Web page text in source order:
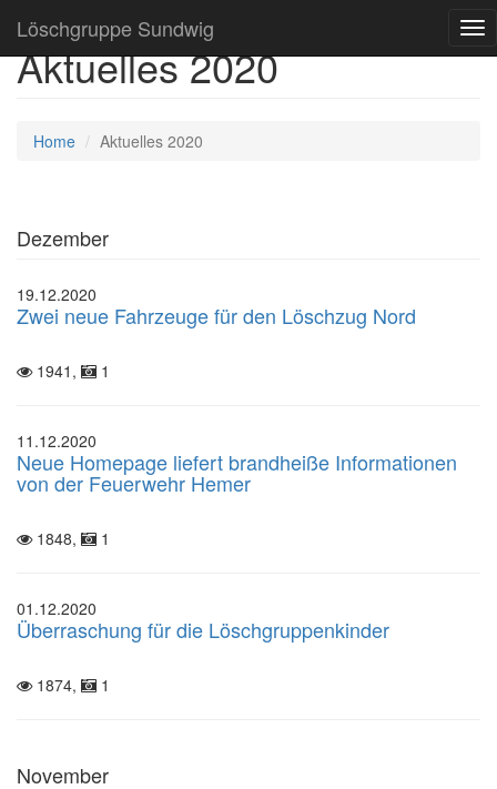
Löschgruppe Sundwig
Aktuelles 2020
Home Aktuelles 2020
Dezember
19.12.2020
Zwei neue Fahrzeuge für den Löschzug Nord
1941, 1
11.12.2020
Neue Homepage liefert brandheiße Informationen
von der Feuerwehr Hemer
1848, 1
01.12.2020
Überraschung für die Löschgruppenkinder
1874, 1
November